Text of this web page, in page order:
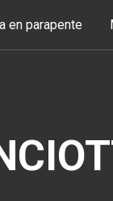
en parapente